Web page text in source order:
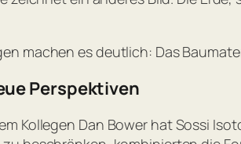
machen es deutlich: Das
Perspektiven
Kollegen Dan Bower hat Sossi